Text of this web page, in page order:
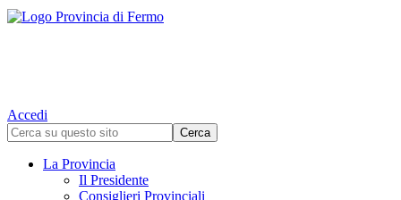
Accedi
La Provincia
Il Presidente
Consiglieri Provinciali